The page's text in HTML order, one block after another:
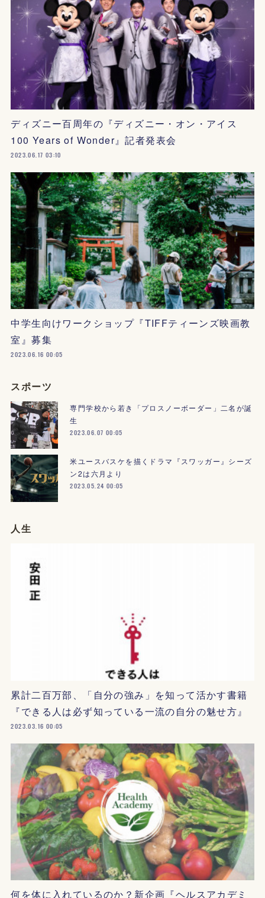
ディズニー百周年の『ディズニー・オン・アイス
100 Years of Wonder』記者発表会
2023.06.17 03:10
中学生向けワークショップ『TIFFティーンズ映画教
室』募集
2023.06.16 00:05
スポーツ
専門学校から若き「プロスノーボーダー」二名が誕
生
2023.06.07 00:05
米ユースバスケを描くドラマ『スワッガー』シーズ
ン2は六月より
2023.05.24 00:05
人生
累計二百万部、「自分の強み」を知って活かす書籍
『できる人は必ず知っている一流の自分の魅せ方』
2023.03.16 00:05
何を体に入れているのか？新企画『ヘルスアカデミ